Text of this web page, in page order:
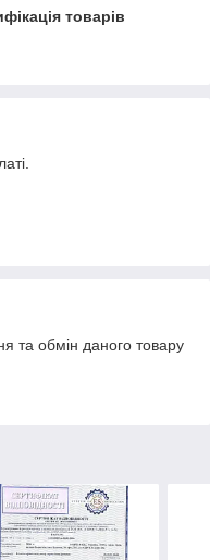
товарів
та обмін даного товару